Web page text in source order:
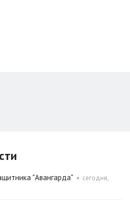
"Авангарда" • сегодня,